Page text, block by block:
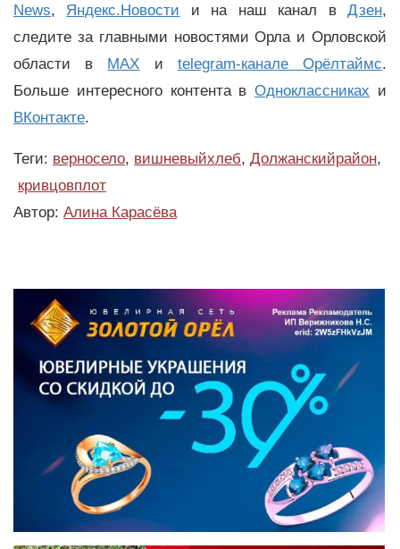
News, Яндекс.Новости и на наш канал вДзен,
следите за главными новостями Орла и Орловской
области в MAX и telegram-канале Орёлтаймс.
Больше интересного контента вОдноклассниках и
ВКонтакте.
Теги: верносело, вишневыйхлеб, Должанскийрайон,
кривцовплот
Автор: Алина Карасёва